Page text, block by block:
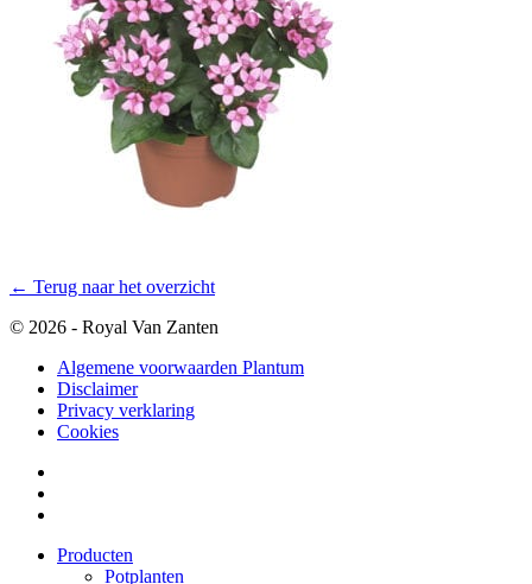
← Terug naar het overzicht
© 2026 - Royal Van Zanten
Algemene voorwaarden Plantum
Disclaimer
Privacy verklaring
Cookies
Producten
Potplanten